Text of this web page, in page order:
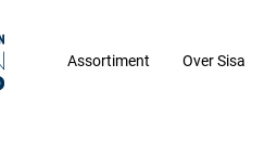
Assortiment Over Sisa